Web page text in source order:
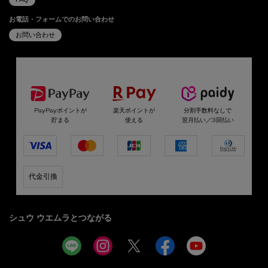
お電話・フォームでのお問い合わせ
お問い合わせ
PayPayポイントが
貯まる
楽天ポイントが
使える
分割手数料なしで
翌月払い／3回払い
代金引換
シュウ ウエムラとつながる